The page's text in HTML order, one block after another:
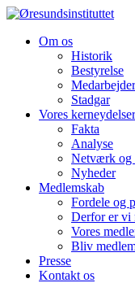
Om os
Historik
Bestyrelse
Stadgar
Vores kerneydelser
Fakta
Analyse
Netværk og
Nyheder
Medlemskab
Fordele og
Derfor er vi
Vores
Bliv
Presse
Kontakt os